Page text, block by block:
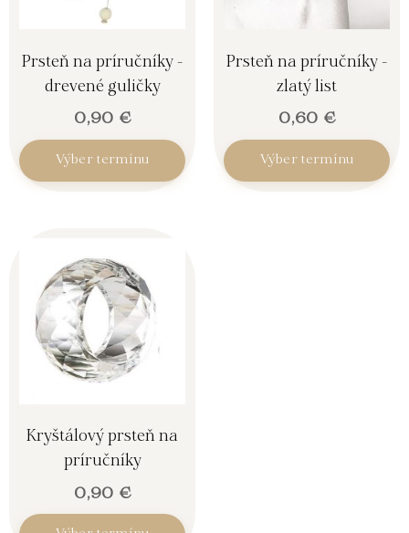
Prsteň na príručníky -
drevené guličky
0,90 €
Výber termínu
Prsteň na príručníky -
zlatý list
0,60 €
Výber termínu
Kryštálový prsteň na
príručníky
0,90 €